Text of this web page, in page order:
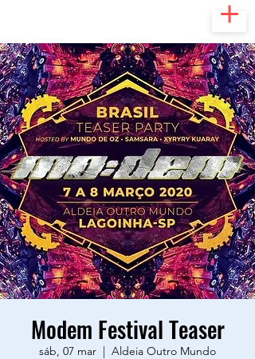
Modem Festival Teaser
sáb, 07 mar
  |
Aldeia Outro Mundo